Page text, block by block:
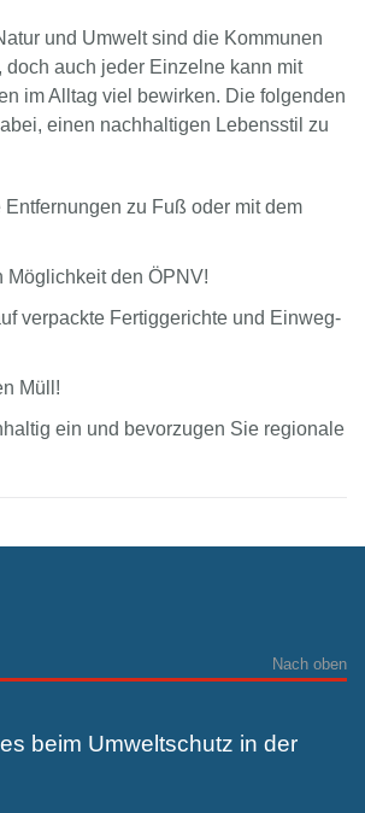
und Umwelt sind die Kommunen
doch auch jeder Einzelne kann mit
im Alltag viel bewirken. Die folgenden
einen nachhaltigen Lebensstil zu
Entfernungen zu Fuß oder mit dem
Möglichkeit den ÖPNV!
verpackte Fertiggerichte und Einweg-
Müll!
ein und bevorzugen Sie regionale
Nach oben
beim Umweltschutz in der